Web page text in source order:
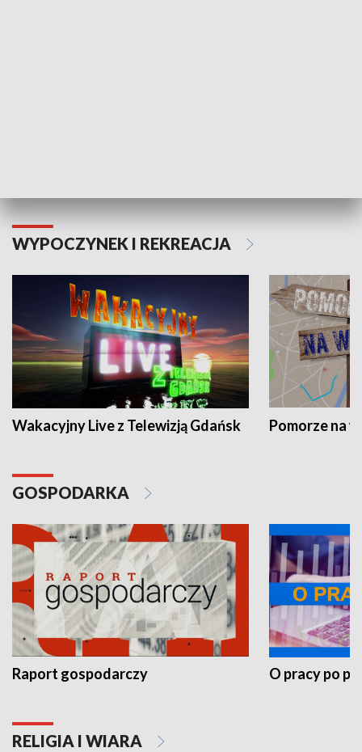
WYPOCZYNEK I REKREACJA
Wakacyjny Live z Telewizją Gdańsk Pomorze na
GOSPODARKA
Raport gospodarczy O pracy po
RELIGIA I WIARA